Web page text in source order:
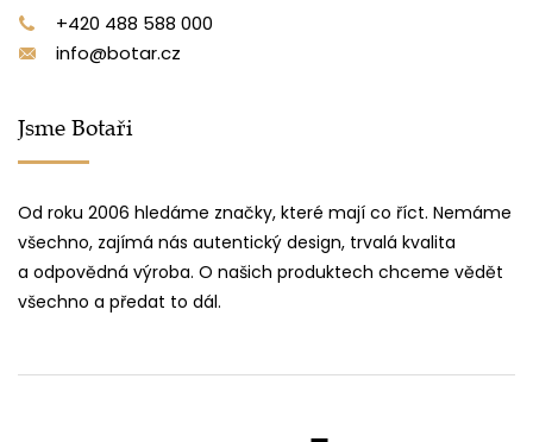
+420 488 588 000
info@botar.cz
Jsme Botaři
Od roku 2006 hledáme značky, které mají co říct. Nemáme
všechno, zajímá nás autentický design, trvalá kvalita
a odpovědná výroba. O našich produktech chceme vědět
všechno a předat to dál.